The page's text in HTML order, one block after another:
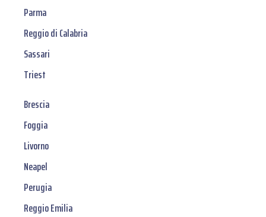
Parma
Reggio di Calabria
Sassari
Triest
Brescia
Foggia
Livorno
Neapel
Perugia
Reggio Emilia